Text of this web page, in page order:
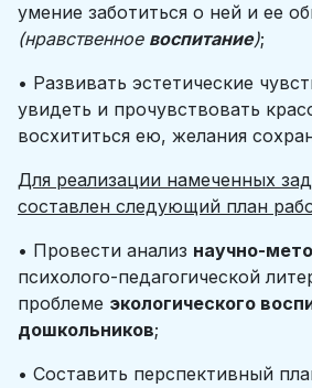
умение заботиться о ней и ее
(нравственное воспитание);
• Развивать эстетические
увидеть и прочувствовать
восхититься ею, желания
Для реализации намеченных
составлен следующий план
• Провести анализ научно-
психолого-педагогической
проблеме экологического
дошкольников;
• Составить перспективный